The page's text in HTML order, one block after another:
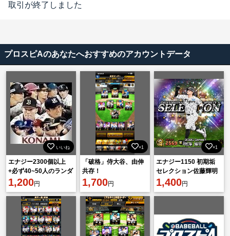
取引が終了しました
プロスピAのあなたへおすすめのアカウントデータ
いいね
エナジー2300個以上
+必ず40~50人のランダ
ムS級選手を連れて行
1,200円
×1
「破格」侍大谷、由伸
共存！
1,700円
×1
エナジー1150 初期垢
セレクション佐藤輝明
1,400円